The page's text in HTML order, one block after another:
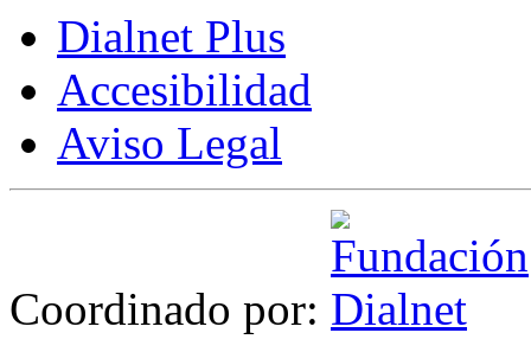
Dialnet Plus
Accesibilidad
Aviso Legal
Coordinado por: